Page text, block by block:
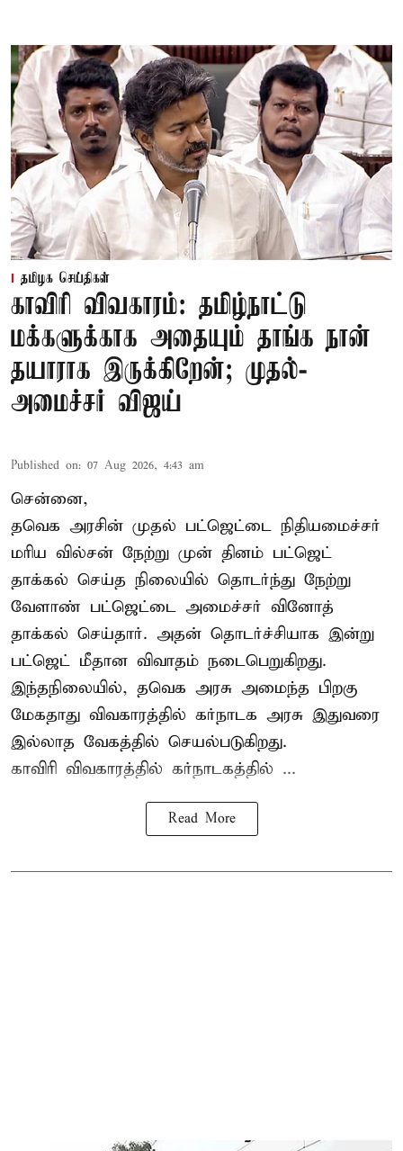
தமிழக செய்திகள்
காவிரி விவகாரம்: தமிழ்நாட்டு
மக்களுக்காக அதையும் தாங்க நான்
தயாராக இருக்கிறேன்; முதல்-
அமைச்சர் விஜய்
Published on: 07 Aug 2026, 4:43 am
சென்னை,
தவெக அரசின் முதல் பட்ஜெட்டை நிதியமைச்சர்
மரிய வில்சன் நேற்று முன் தினம் பட்ஜெட்
தாக்கல் செய்த நிலையில் தொடர்ந்து நேற்று
வேளாண் பட்ஜெட்டை அமைச்சர் வினோத்
தாக்கல் செய்தார். அதன் தொடர்ச்சியாக இன்று
பட்ஜெட் மீதான விவாதம் நடைபெறுகிறது.
இந்தநிலையில், தவெக அரசு அமைந்த பிறகு
மேகதாது விவகாரத்தில் கர்நாடக அரசு இதுவரை
இல்லாத வேகத்தில் செயல்படுகிறது.
காவிரி விவகாரத்தில் கர்நாடகத்தில் ...
Read More